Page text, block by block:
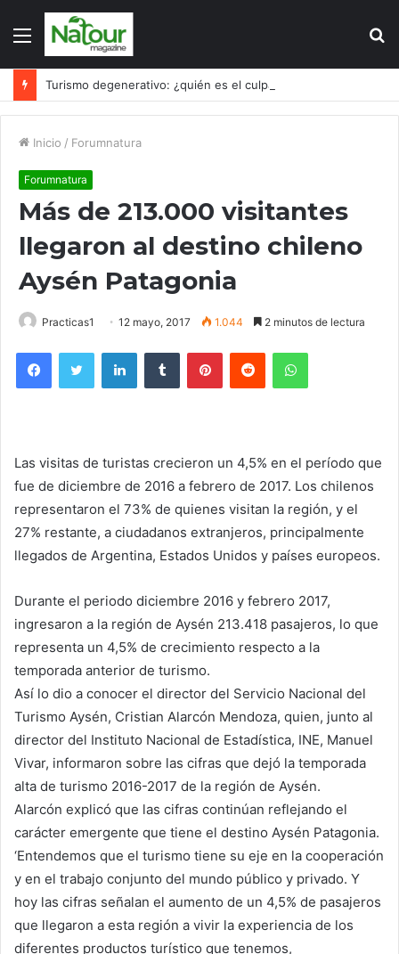
Menú
Inicio / Forumnatura
Forumnatura
Más de 213.000 visitantes
llegaron al destino chileno
Aysén Patagonia
Practicas1 12 mayo, 2017 1.044 2 minutos de lectura
FacebookTwitter LinkedInTumblr PinterestReddit WhatsApp
Las visitas de turistas crecieron un 4,5% en el período que
fue de diciembre de 2016 a febrero de 2017. Los chilenos
representaron el 73% de quienes visitan la región, y el
27% restante, a ciudadanos extranjeros, principalmente
llegados de Argentina, Estados Unidos y países europeos.
Durante el periodo diciembre 2016 y febrero 2017,
ingresaron a la región de Aysén 213.418 pasajeros, lo que
representa un 4,5% de crecimiento respecto a la
temporada anterior de turismo.
Así lo dio a conocer el director del Servicio Nacional del
Turismo Aysén, Cristian Alarcón Mendoza, quien, junto al
director del Instituto Nacional de Estadística, INE, Manuel
Vivar, informaron sobre las cifras que dejó la temporada
alta de turismo 2016-2017 de la región de Aysén.
Alarcón explicó que las cifras continúan reflejando el
carácter emergente que tiene el destino Aysén Patagonia.
‘Entendemos que el turismo tiene su eje en la cooperación
y en el trabajo conjunto del mundo público y privado. Y
hoy las cifras señalan el aumento de un 4,5% de pasajeros
que llegaron a esta región a vivir la experiencia de los
diferentes productos turístico que tenemos,